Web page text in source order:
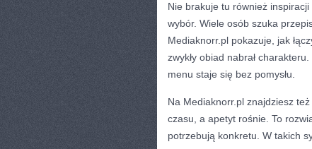
Nie brakuje tu również
wybór. Wiele osób szuka
Mediaknorr.pl pokazuje, jak
zwykły obiad nabrał
menu staje się bez pomysłu.
Na Mediaknorr.pl znajdziesz
czasu, a apetyt rośnie. To
potrzebują konkretu. W takich